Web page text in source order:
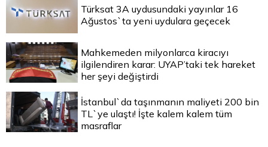
Türksat 3A uydusundaki yayınlar 16
Ağustos`ta yeni uydulara geçecek
Mahkemeden milyonlarca kiracıyı
ilgilendiren karar: UYAP’taki tek hareket
her şeyi değiştirdi
İstanbul`da taşınmanın maliyeti 200 bin
TL`ye ulaştı! İşte kalem kalem tüm
masraflar